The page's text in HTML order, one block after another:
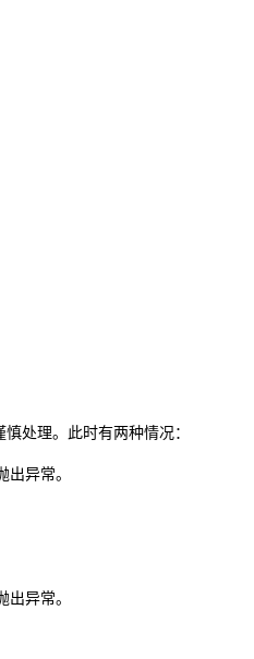
处理。此时有两种情况：
异常。
异常。